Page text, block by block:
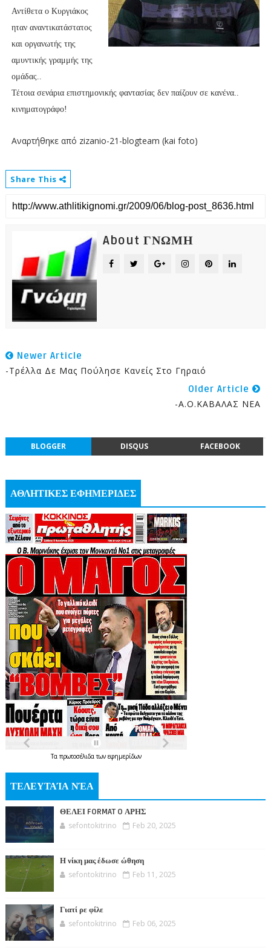
Αντίθετα ο Κυργιάκος
ηταν αναντικατάστατος
και οργανωτής της
αμυντικής γραμμής της
ομάδας..
Τέτοια σενάρια επιστημονικής φαντασίας δεν παίζουν σε κανένα..
κινηματογράφο!
Αναρτήθηκε από zizanio-21-blogteam (kai foto)
Share This
About ΓΝΩΜΗ
Newer Article
-Τρέλλα Δε Μας Πούλησε Κανείς Στο Γηραιό
Older Article
-Α.Ο.ΚΑΒΑΛΑΣ ΝΕΑ
BLOGGER DISQUS FACEBOOK
ΑΘΛΗΤΙΚΕΣ ΕΦΗΜΕΡΙΔΕΣ
Τα πρωτοσέλιδατων εφημερίδων
ΤΕΛΕΥΤΑΊΑ ΝΈΑ
ΘΕΛΕΙ FORMAT O ΑΡΗΣ
sefontokitrino Feb 20, 2025
Η νίκη μας έδωσε ώθηση
sefontokitrino Feb 11, 2025
Γιατί ρε φίλε
sefontokitrino Feb 06, 2025